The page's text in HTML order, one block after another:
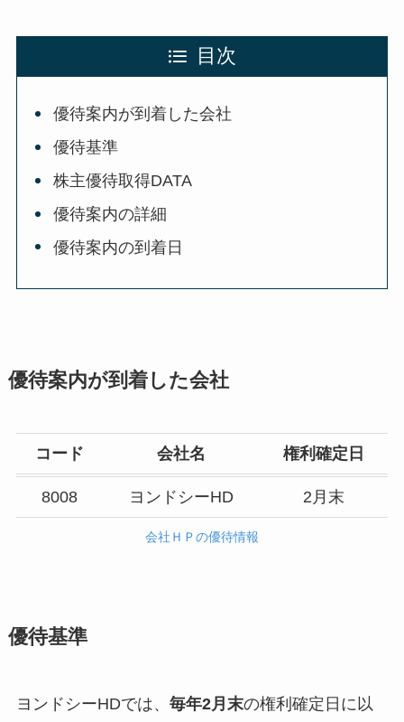
目次
優待案内が到着した会社
優待基準
株主優待取得DATA
優待案内の詳細
優待案内の到着日
優待案内が到着した会社
コード 会社名 権利確定日
8008 ヨンドシーHD 2月末
会社ＨＰの優待情報
優待基準
ヨンドシーHDでは、 毎年2月末の権利確定日に以